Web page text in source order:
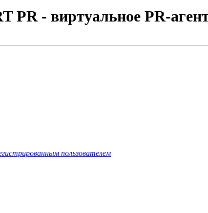
PR - виртуальное PR-
пользователем